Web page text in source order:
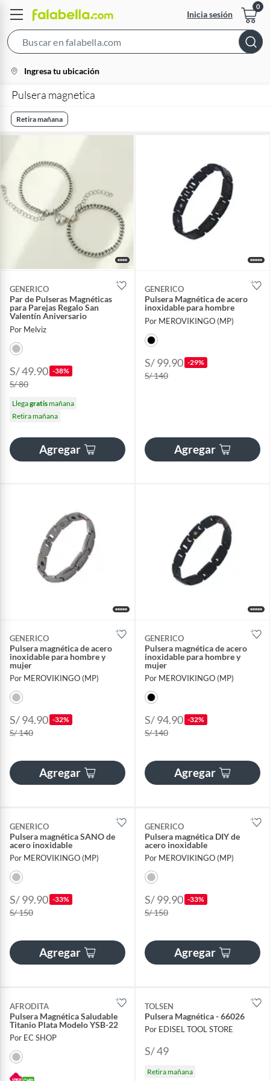
Inicia sesión
Bar
location-
icon
Ingresa tu ubicación
Pulsera magnetica
Retira mañana
GENERICO
Par de Pulseras Magnéticas
para Parejas Regalo San
Valentín Aniversario
Por Melviz
S/ 49.90 -38%
S/ 80
Llegagratismañana
Retira mañana
Agregar
GENERICO
Pulsera Magnética de acero
inoxidable para hombre
Por MEROVIKINGO (MP)
S/ 99.90 -29%
S/ 140
Agregar
GENERICO
Pulsera magnética de acero
inoxidable para hombre y
mujer
Por MEROVIKINGO (MP)
S/ 94.90 -32%
S/ 140
Agregar
GENERICO
Pulsera magnética de acero
inoxidable para hombre y
mujer
Por MEROVIKINGO (MP)
S/ 94.90 -32%
S/ 140
Agregar
GENERICO
Pulsera magnética SANO de
acero inoxidable
Por MEROVIKINGO (MP)
S/ 99.90 -33%
S/ 150
Agregar
GENERICO
Pulsera magnética DIY de
acero inoxidable
Por MEROVIKINGO (MP)
S/ 99.90 -33%
S/ 150
Agregar
AFRODITA
Pulsera Magnética Saludable
Titanio Plata Modelo YSB-22
Por EC SHOP
TOLSEN
Pulsera Magnética - 66026
Por EDISEL TOOL STORE
S/ 49
Retira mañana